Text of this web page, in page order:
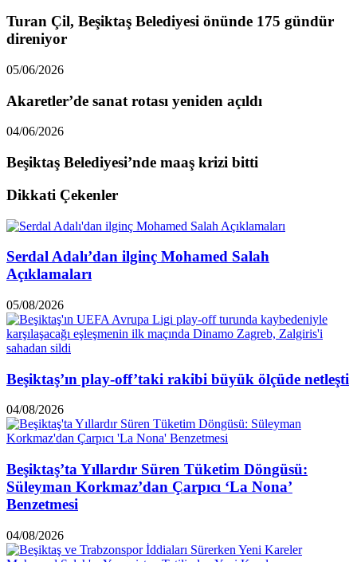
Turan Çil, Beşiktaş Belediyesi önünde 175 gündür
direniyor
05/06/2026
Akaretler’de sanat rotası yeniden açıldı
04/06/2026
Beşiktaş Belediyesi’nde maaş krizi bitti
Dikkati Çekenler
Serdal Adalı’dan ilginç Mohamed Salah
Açıklamaları
05/08/2026
Beşiktaş’ın play-off’taki rakibi büyük ölçüde netleşti
04/08/2026
Beşiktaş’ta Yıllardır Süren Tüketim Döngüsü:
Süleyman Korkmaz’dan Çarpıcı ‘La Nona’
Benzetmesi
04/08/2026